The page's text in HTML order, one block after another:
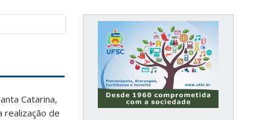
Catarina,
realização de